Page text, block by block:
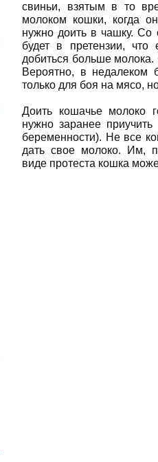
свиньи, взятым в то
молоком кошки, когда
нужно доить в чашку. Со
будет в претензии,
добиться больше молока.
Вероятно, в недалеком
только для боя на мясо,
Доить кошачье молоко
нужно заранее
беременности). Не все
дать свое молоко. Им,
виде протеста кошка